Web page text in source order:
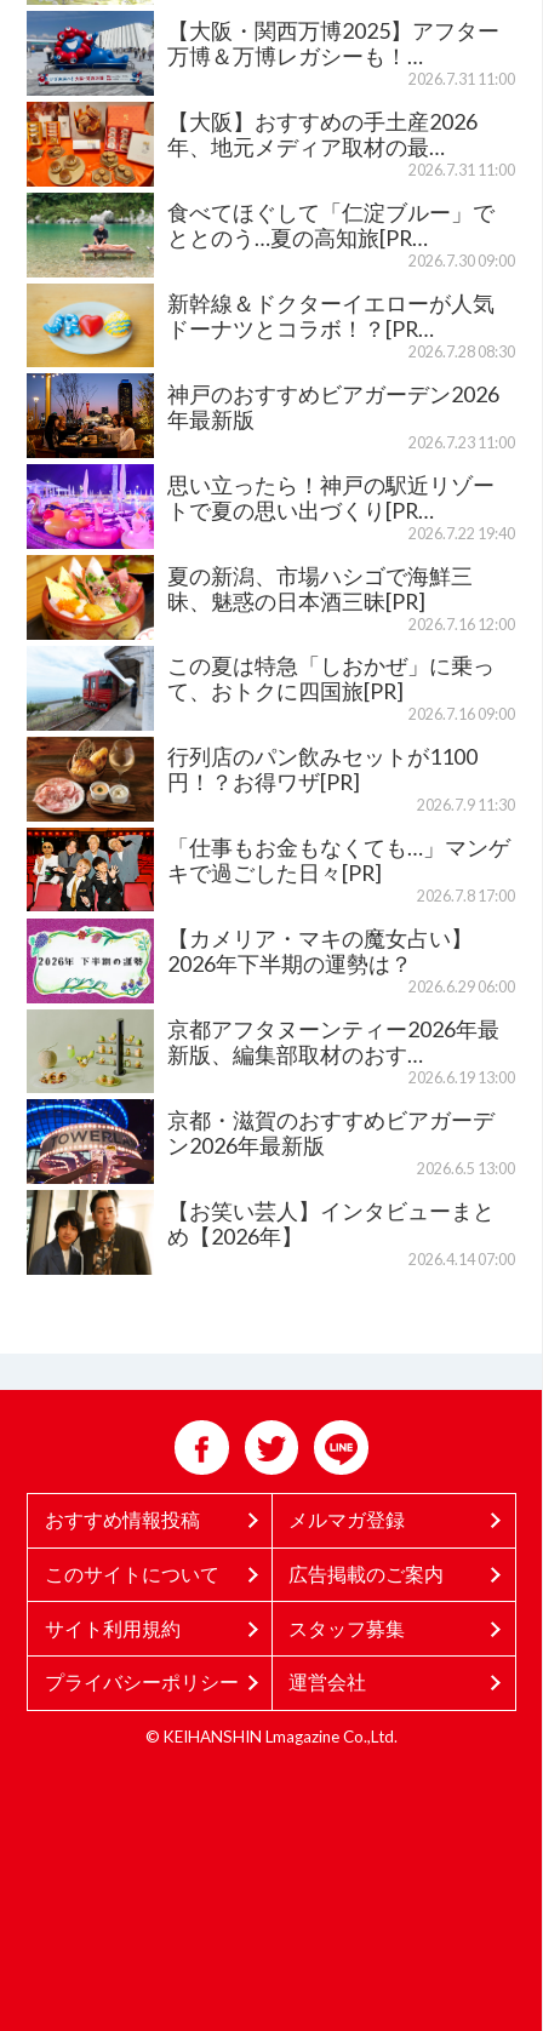
【大阪・関西万博2025】アフター
万博＆万博レガシーも！…
2026.7.31 11:00
【大阪】おすすめの手土産2026
年、地元メディア取材の最…
2026.7.31 11:00
食べてほぐして「仁淀ブルー」で
ととのう…夏の高知旅[PR…
2026.7.30 09:00
新幹線＆ドクターイエローが人気
ドーナツとコラボ！？[PR…
2026.7.28 08:30
神戸のおすすめビアガーデン2026
年最新版
2026.7.23 11:00
思い立ったら！神戸の駅近リゾー
トで夏の思い出づくり[PR…
2026.7.22 19:40
夏の新潟、市場ハシゴで海鮮三
昧、魅惑の日本酒三昧[PR]
2026.7.16 12:00
この夏は特急「しおかぜ」に乗っ
て、おトクに四国旅[PR]
2026.7.16 09:00
行列店のパン飲みセットが1100
円！？お得ワザ[PR]
2026.7.9 11:30
「仕事もお金もなくても…」マンゲ
キで過ごした日々[PR]
2026.7.8 17:00
【カメリア・マキの魔女占い】
2026年下半期の運勢は？
2026.6.29 06:00
京都アフタヌーンティー2026年最
新版、編集部取材のおす…
2026.6.19 13:00
京都・滋賀のおすすめビアガーデ
ン2026年最新版
2026.6.5 13:00
【お笑い芸人】インタビューまと
め【2026年】
2026.4.14 07:00
おすすめ情報投稿 メルマガ登録
このサイトについて 広告掲載のご案内
サイト利用規約 スタッフ募集
プライバシーポリシー 運営会社
© KEIHANSHIN Lmagazine Co.,Ltd.